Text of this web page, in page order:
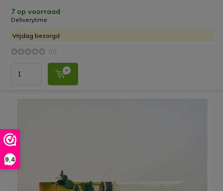
9,4
7 op voorraad
Deliverytime
Vrijdag bezorgd
(0)